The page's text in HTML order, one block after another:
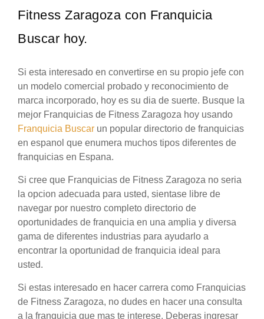
Fitness Zaragoza con Franquicia
Buscar hoy.
Si esta interesado en convertirse en su propio jefe con
un modelo comercial probado y reconocimiento de
marca incorporado, hoy es su dia de suerte. Busque la
mejor Franquicias de Fitness Zaragoza hoy usando
Franquicia Buscar un popular directorio de franquicias
en espanol que enumera muchos tipos diferentes de
franquicias en Espana.
Si cree que Franquicias de Fitness Zaragoza no seria
la opcion adecuada para usted, sientase libre de
navegar por nuestro completo directorio de
oportunidades de franquicia en una amplia y diversa
gama de diferentes industrias para ayudarlo a
encontrar la oportunidad de franquicia ideal para
usted.
Si estas interesado en hacer carrera como Franquicias
de Fitness Zaragoza, no dudes en hacer una consulta
a la franquicia que mas te interese. Deberas ingresar